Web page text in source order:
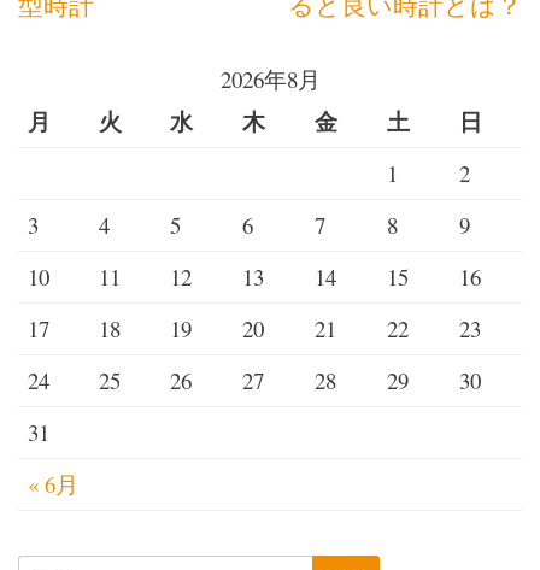
ー
ョ
ン
2026年8月
月 火 水 木 金 土 日
« 6月
1
2
3
4 5 6 7 8
9
10
11 12 13 14 15
16
17
18 19 20 21 22
23
24
25 26 27 28 29
30
31